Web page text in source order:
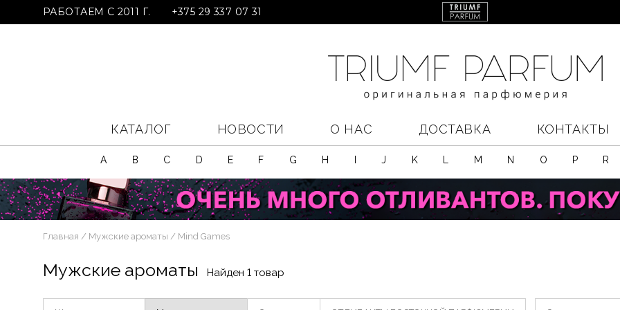
РАБОТАЕМ С 2011 Г. +375 29 337 07 31
КАТАЛОГ НОВОСТИ О НАС ДОСТАВКА КОНТАКТЫ
A B C D E F G H J K M N O P R
Главная Мужские ароматы Mind Games
Мужские ароматы Найден 1 товар